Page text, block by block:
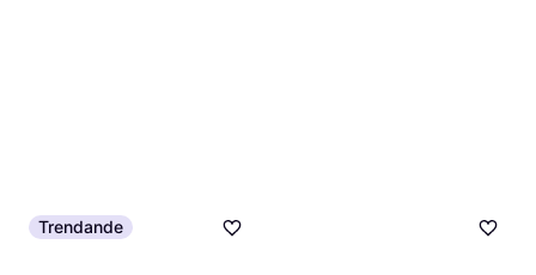
Trendande